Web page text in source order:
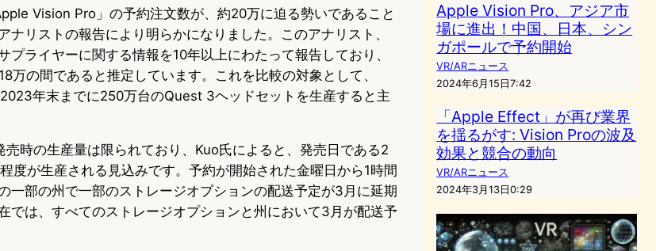
Vision Pro」の予約注文数が、約20万に迫る勢いであること
ナリストの報告により明らかになりました。このアナリスト、
ライヤーに関する情報を10年以上にわたって報告しており、
万の間であると推定しています。これを比較の対象として、
年末までに250万台のQuest 3ヘッドセットを生産すると主
時の生産量は限られており、Kuo氏によると、発売日である2
度が生産される見込みです。予約が開始された金曜日から1時間
一部の州で一部のストレージオプションの配送予定が3月に延期
では、すべてのストレージオプションと州において3月が配送予
Apple Vision Pro、アジア市
場に進出！中国、日本、シン
ガポールで予約開始
VR/ARニュース
2024年6月15日7:42
「Apple Effect」が再び業界
を揺るがす: Vision Proの波及
効果と競合の動向
VR/ARニュース
2024年3月13日0:29